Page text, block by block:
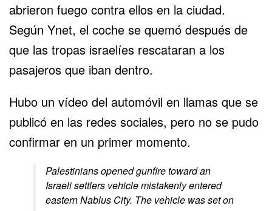
abrieron fuego contra ellos en la ciudad.
Según Ynet, el coche se quemó después de
que las tropas israelíes rescataran a los
pasajeros que iban dentro.
Hubo un vídeo del automóvil en llamas que se
publicó en las redes sociales, pero no se pudo
confirmar en un primer momento.
Palestinians opened gunfire toward an
Israeli settlers vehicle mistakenly entered
eastern Nablus City. The vehicle was set on